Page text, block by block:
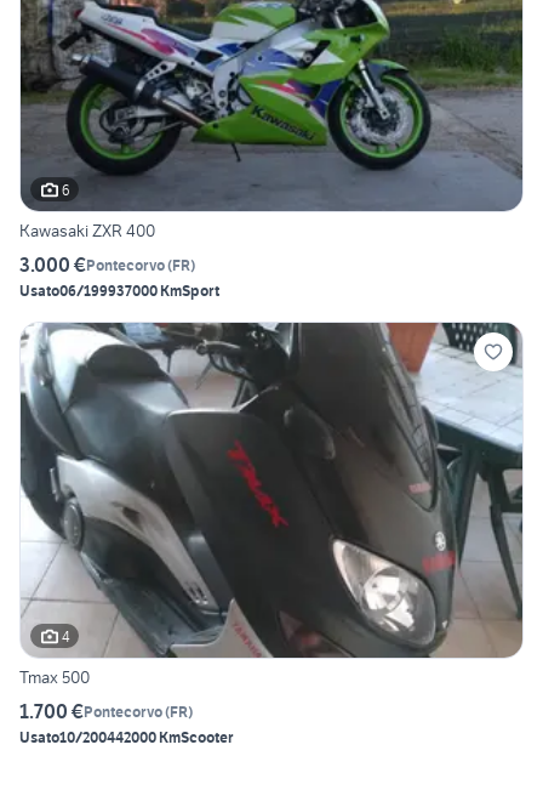
6
Kawasaki ZXR 400
3.000 €Pontecorvo(FR)
Usato06/199937000 KmSport
4
Tmax 500
1.700 €Pontecorvo(FR)
Usato10/200442000 KmScooter